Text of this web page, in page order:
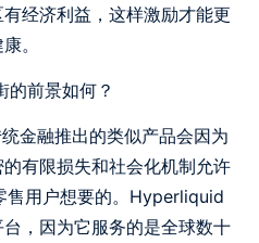
经济利益，这样激励才能更
。
的前景如何？
金融推出的类似产品会因为
有限损失和社会化机制允许
售用户想要的。Hyperliquid
，因为它服务的是全球数十